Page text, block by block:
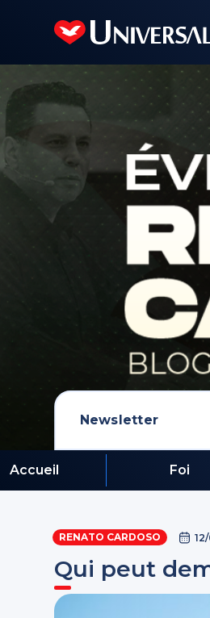
Newsletter
Accueil Foi
RENATO CARDOSO
Qui peut